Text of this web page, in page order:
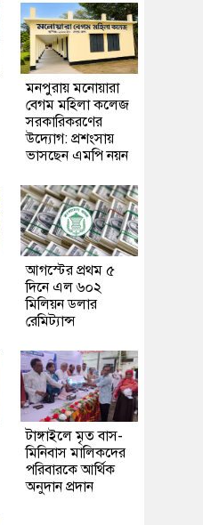
মনপুরায় মনোয়ারা
বেগম মহিলা কলেজ
সরকারিকরণের
উদ্যোগ: প্রশংসায়
ভাসছেন এমপি নয়ন
আগস্টের প্রথম ৫
দিনে এল ৬০২
মিলিয়ন ডলার
রেমিট্যান্স
টাঙ্গাইলে মৃত বাস-
মিনিবাস মালিকদের
পরিবারকে আর্থিক
অনুদান প্রদান